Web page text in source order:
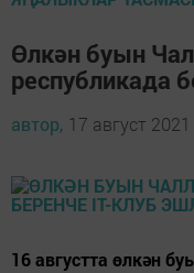
Өлкән буын
республикада
автор, 17 август
16 августта өлкән